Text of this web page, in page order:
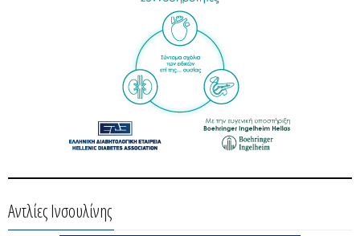
Αντλίες Ινσουλίνης